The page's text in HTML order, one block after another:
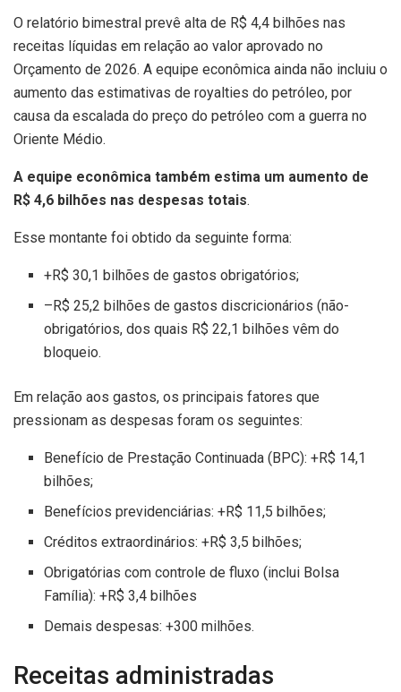
O relatório bimestral prevê alta de R$ 4,4 bilhões nas
receitas líquidas em relação ao valor aprovado no
Orçamento de 2026. A equipe econômica ainda não incluiu o
aumento das estimativas de royalties do petróleo, por
causa da escalada do preço do petróleo com a guerra no
Oriente Médio.
A equipe econômica também estima um aumento de
R$ 4,6 bilhões nas despesas totais.
Esse montante foi obtido da seguinte forma:
+R$ 30,1 bilhões de gastos obrigatórios;
–R$ 25,2 bilhões de gastos discricionários (não-
obrigatórios, dos quais R$ 22,1 bilhões vêm do
bloqueio.
Em relação aos gastos, os principais fatores que
pressionam as despesas foram os seguintes:
Benefício de Prestação Continuada (BPC): +R$ 14,1
bilhões;
Benefícios previdenciárias: +R$ 11,5 bilhões;
Créditos extraordinários: +R$ 3,5 bilhões;
Obrigatórias com controle de fluxo (inclui Bolsa
Família): +R$ 3,4 bilhões
Demais despesas: +300 milhões.
Receitas administradas